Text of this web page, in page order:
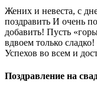
Жених и невеста, с
поздравить И очень
добавить! Пусть
вдвоем только
Успехов во всем и
Поздравление на